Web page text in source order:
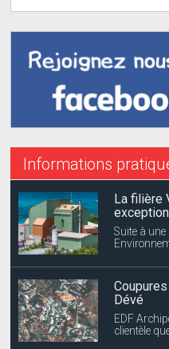
Informations
La filière
Suite à
Dévé
EDF
clientèle